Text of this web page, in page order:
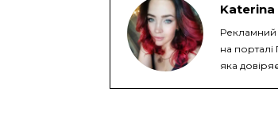
Katerina
Рекламний
на порталі
яка